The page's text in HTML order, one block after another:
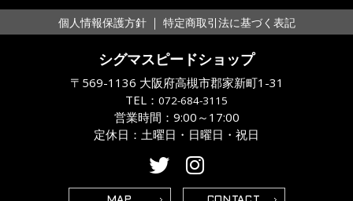
個人情報保護方針 ｜ 特定商取引法に基づく表記
シグマスピードショップ
〒569-1136 大阪府高槻市郡家新町1-31
TEL： 072-684-3115
営業時間：9:00～17:00
定休日：土曜日・日曜日・祝日